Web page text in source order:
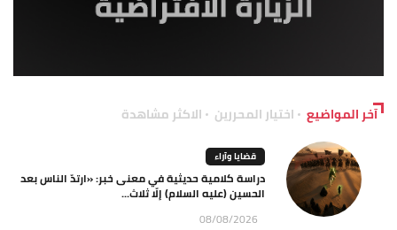
آخر المواضيع اختيار المحررين الاكثر مشاهدة
قضايا وآراء
دراسة كلامية حديثية في معنى خبر: «ارتدّ الناس بعد
الحسين (عليه السلام) إلّا ثلاث...
08/08/2026